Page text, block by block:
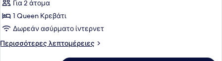
Δωμάτιο
Για 2 άτομα
1 Queen Κρεβάτι
Δωρεάν ασύρματο ίντερνετ
Περισσότερες λεπτομέρειες
Περισσότερες